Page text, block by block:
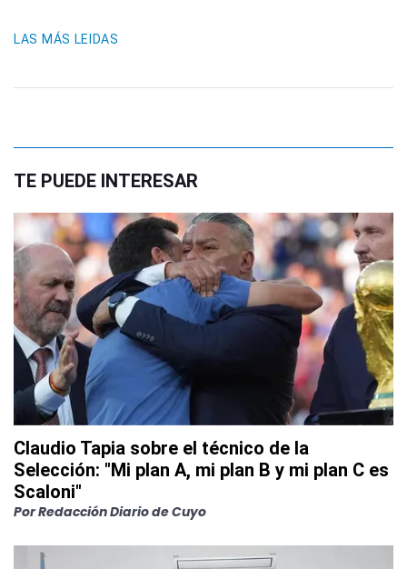
LAS MÁS LEIDAS
TE PUEDE INTERESAR
Claudio Tapia sobre el técnico de la
Selección: "Mi plan A, mi plan B y mi plan C es
Scaloni"
PorRedacción Diario de Cuyo